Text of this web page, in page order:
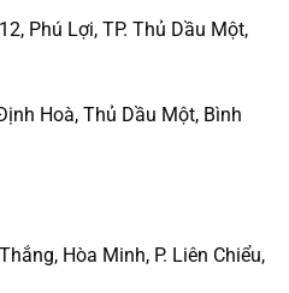
Phú Lợi, TP. Thủ Dầu Một,
Hoà, Thủ Dầu Một, Bình
Hòa Minh, P. Liên Chiểu,